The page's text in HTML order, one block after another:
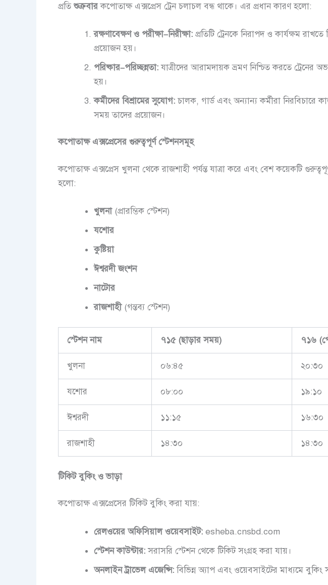
প্রতি শুক্রবারকপোতাক্ষ এক্সপ্রেস ট্রেন চলাচল বন্ধ থাকে। এর প্রধান কারণ হলো:
রক্ষণাবেক্ষণ ও পরীক্ষা–নিরীক্ষা:প্রতিটি ট্রেনকে নিরাপদ ও কার্যক্ষম
প্রয়োজন হয়।
পরিষ্কার–পরিচ্ছন্নতা:যাত্রীদের আরামদায়ক ভ্রমণ নিশ্চিত করতে ট্রেনের
হয়।
কর্মীদের বিশ্রামের সুযোগ:চালক, গার্ড এবং অন্যান্য কর্মীরা নিরবিচারে
সময় তাদের প্রয়োজন।
কপোতাক্ষ এক্সপ্রেসের গুরুত্বপূর্ণ স্টেশনসমূহ
কপোতাক্ষ এক্সপ্রেস খুলনা থেকে রাজশাহী পর্যন্ত যাত্রা করে এবং বেশ কয়েকটি
হলো:
খুলনা(প্রারম্ভিক স্টেশন)
যশোর
কুষ্টিয়া
ঈশ্বরদী জংশন
নাটোর
রাজশাহী(গন্তব্য স্টেশন)
স্টেশন নাম ৭১৫(ছাড়ার সময়) ৭১৬(
খুলনা ০৬:৪৫ ২০:৩০
যশোর ০৮:০০ ১৯:১০
ঈশ্বরদী ১১:১৫ ১৬:৩০
রাজশাহী ১৪:৩০ ১৪:৩০
টিকিট বুকিং ও ভাড়া
কপোতাক্ষ এক্সপ্রেসের টিকিট বুকিং করা যায়:
রেলওয়ের অফিসিয়াল ওয়েবসাইট:esheba.cnsbd.com
স্টেশন কাউন্টার:সরাসরি স্টেশন থেকে টিকিট সংগ্রহ করা যায়।
অনলাইন ট্রাভেল এজেন্সি:বিভিন্ন অ্যাপ এবং ওয়েবসাইটের মাধ্যমে বুকিং